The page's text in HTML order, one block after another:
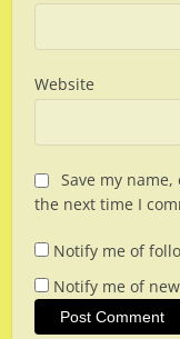
Website
Save my
the next time I
Notify me of
Notify me of